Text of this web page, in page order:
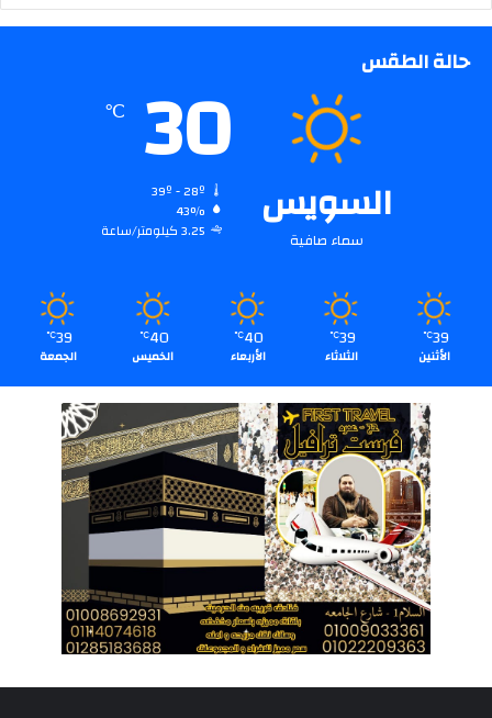
حالة الطقس
السويس
سماء صافية
30
℃
43%
3.25 كيلومتر/ساعة
39
℃
الأثنين
39
℃
الثلاثاء
40
℃
الأربعاء
40
℃
الخميس
39
℃
الجمعة